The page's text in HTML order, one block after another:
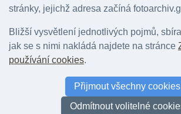
© Vajskebrová, Markéta | 2017
Důl Mayrau
© Vajskebrová,
stránky, jejichž adresa začíná
Bližší vysvětlení jednotlivých pojmů,
jak se s nimi nakládá najdete na stránce
používání cookies.
Přijmout všechny cookies
Odmítnout volitelné